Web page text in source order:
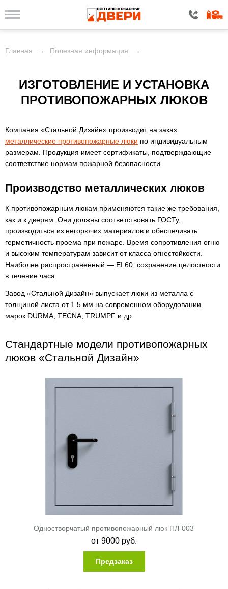
Главная → Полезная информация →
ИЗГОТОВЛЕНИЕ И УСТАНОВКА
ПРОТИВОПОЖАРНЫХ ЛЮКОВ
Компания «Стальной Дизайн» производит на заказ
металлические противопожарные люки по индивидуальным
размерам. Продукция имеет сертификаты, подтверждающие
соответствие нормам пожарной безопасности.
Производство металлических люков
К противопожарным люкам применяются такие же требования,
как и к дверям. Они должны соответствовать ГОСТу,
производиться из негорючих материалов и обеспечивать
герметичность проема при пожаре. Время сопротивления огню
и высоким температурам зависит от класса огнестойкости.
Наиболее распространенный — EI 60, сохранение целостности
в течение часа.
Завод «Стальной Дизайн» выпускает люки из металла с
толщиной листа от 1.5 мм на современном оборудовании
марок DURMA, TECNA, TRUMPF и др.
Стандартные модели противопожарных
люков «Стальной Дизайн»
Одностворчатый противопожарный люк ПЛ-003
от 9000руб.
Предзаказ